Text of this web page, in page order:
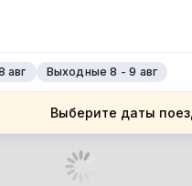
авг Выходные 8 - 9 авг
Выберите даты